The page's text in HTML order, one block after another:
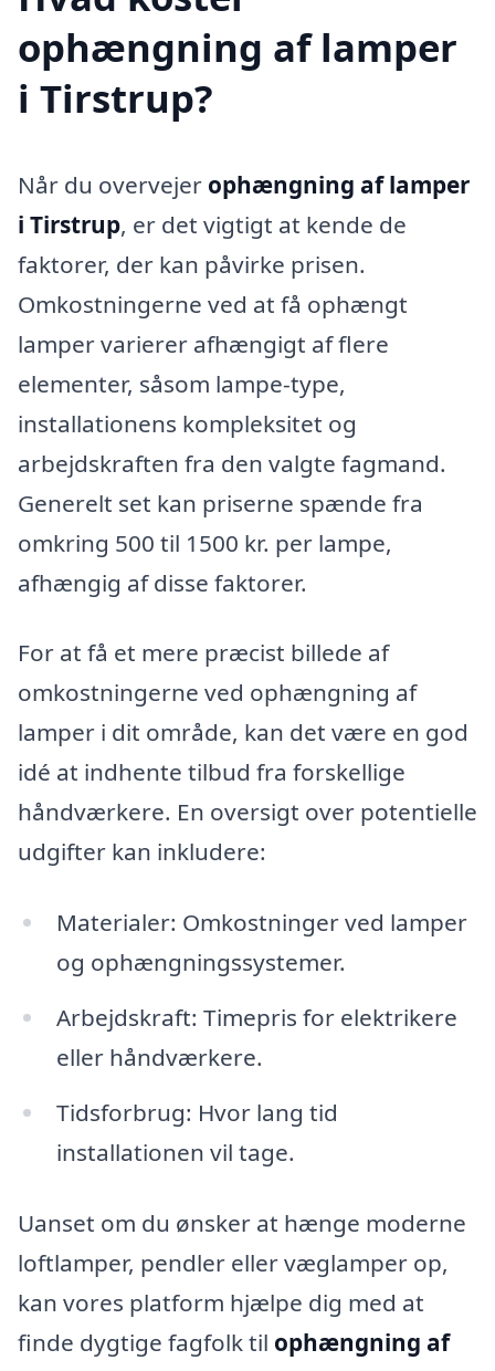
ophængning af lamper
i Tirstrup?
Når du overvejer ophængning af lamper
i Tirstrup, er det vigtigt at kende de
faktorer, der kan påvirke prisen.
Omkostningerne ved at få ophængt
lamper varierer afhængigt af flere
elementer, såsom lampe-type,
installationens kompleksitet og
arbejdskraften fra den valgte fagmand.
Generelt set kan priserne spænde fra
omkring 500 til 1500 kr. per lampe,
afhængig af disse faktorer.
For at få et mere præcist billede af
omkostningerne ved ophængning af
lamper i dit område, kan det være en god
idé at indhente tilbud fra forskellige
håndværkere. En oversigt over potentielle
udgifter kan inkludere:
Materialer: Omkostninger ved lamper
og ophængningssystemer.
Arbejdskraft: Timepris for elektrikere
eller håndværkere.
Tidsforbrug: Hvor lang tid
installationen vil tage.
Uanset om du ønsker at hænge moderne
loftlamper, pendler eller væglamper op,
kan vores platform hjælpe dig med at
finde dygtige fagfolk til ophængning af